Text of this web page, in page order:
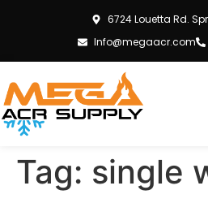
6724 Louetta Rd.
Info@megaacr.com
Tag: single